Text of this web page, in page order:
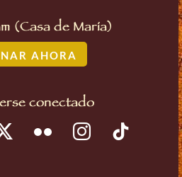
(Casa de María)
AHORA
conectado